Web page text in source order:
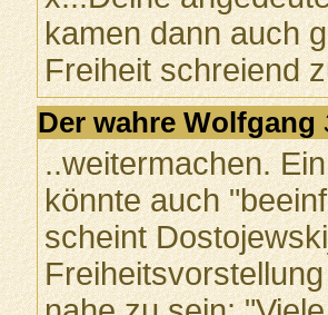
kamen dann auch
Freiheit schreiend
Der wahre Wolfgang
..weitermachen.
könnte auch
scheint